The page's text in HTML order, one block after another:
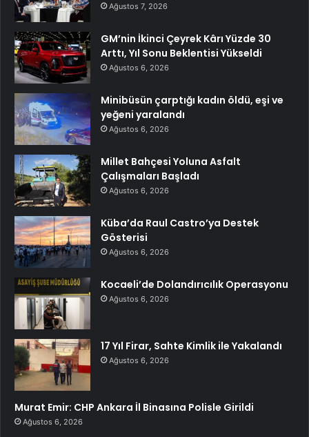
Ağustos 7, 2026
GM’nin İkinci Çeyrek Kârı Yüzde 30
Arttı, Yıl Sonu Beklentisi Yükseldi
Ağustos 6, 2026
Minibüsün çarptığı kadın öldü, eşi ve
yeğeni yaralandı
Ağustos 6, 2026
Millet Bahçesi Yoluna Asfalt
Çalışmaları Başladı
Ağustos 6, 2026
Küba’da Raul Castro’ya Destek
Gösterisi
Ağustos 6, 2026
Kocaeli’de Dolandırıcılık Operasyonu
Ağustos 6, 2026
17 Yıl Firar, Sahte Kimlik ile Yakalandı
Ağustos 6, 2026
Murat Emir: CHP Ankara İl Binasına Polisle Girildi
Ağustos 6, 2026